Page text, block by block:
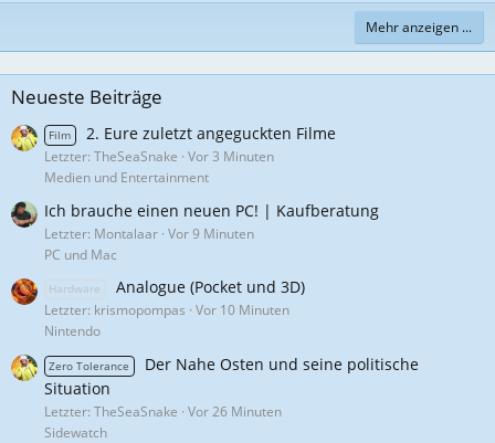
Mehr anzeigen ...
Neueste Beiträge
Film 2. Eure zuletzt angeguckten Filme
Letzter: TheSeaSnake Vor 3 Minuten
Medien und Entertainment
Ich brauche einen neuen PC! | Kaufberatung
Letzter: Montalaar Vor 9 Minuten
PC und Mac
Hardware Analogue (Pocket und 3D)
Letzter: krismopompas Vor 10 Minuten
Nintendo
Zero Tolerance
Der Nahe Osten und seine politische
Situation
Letzter: TheSeaSnake Vor 26 Minuten
Sidewatch